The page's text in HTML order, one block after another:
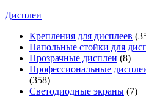
Дисплеи
Крепления для дисплеев
Напольные стойки для
Прозрачные дисплеи (8)
Профессиональные
(358)
Светодиодные экраны (7)